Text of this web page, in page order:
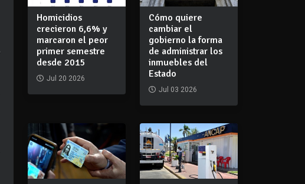
Homicidios
crecieron 6,6% y
marcaron el peor
primer semestre
desde 2015
Jul 20 2026
Cómo quiere
cambiar el
gobierno la forma
de administrar los
inmuebles del
Estado
Jul 03 2026